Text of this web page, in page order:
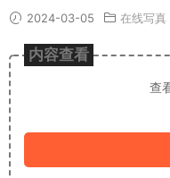
2024-03-05 在线写真
内容查看
查